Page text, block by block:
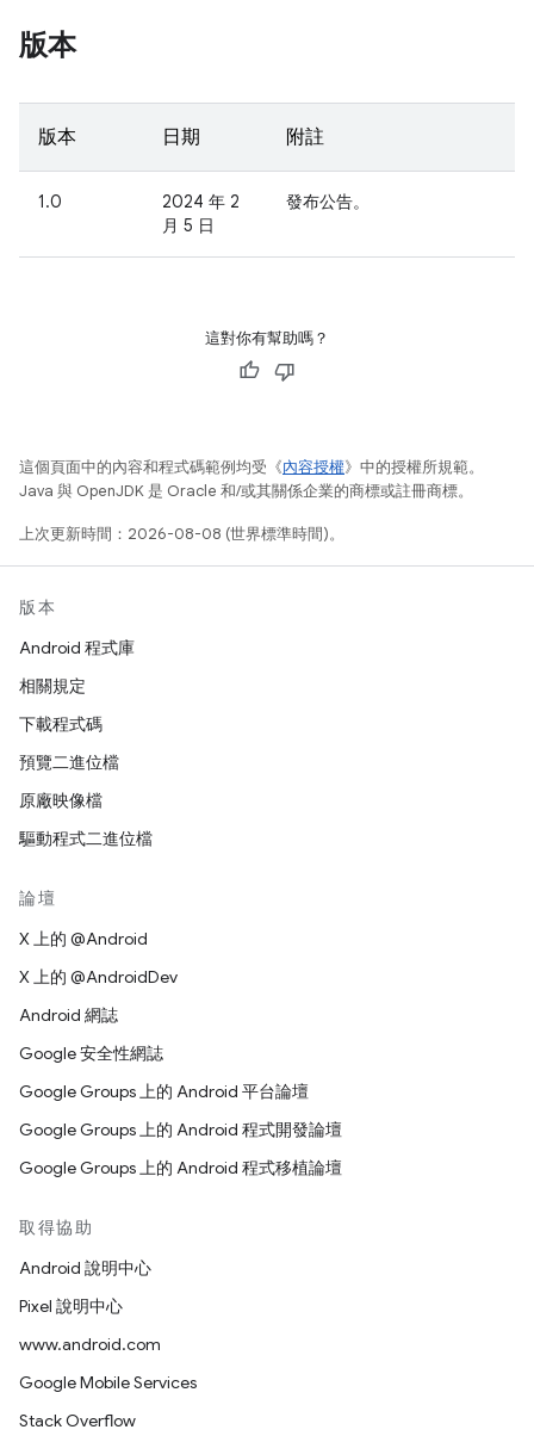
版本
版本 日期 附註
1.0
2024 年 2
月 5 日
發布公告。
這對你有幫助嗎？
這個頁面中的內容和程式碼範例均受《內容授權》中的授權所規範。
Java 與 OpenJDK 是 Oracle 和/或其關係企業的商標或註冊商標。
上次更新時間：2026-08-08 (世界標準時間)。
版本
Android 程式庫
相關規定
下載程式碼
預覽二進位檔
原廠映像檔
驅動程式二進位檔
論壇
X 上的 @Android
X 上的 @AndroidDev
Android 網誌
Google 安全性網誌
Google Groups 上的 Android 平台論壇
Google Groups 上的 Android 程式開發論壇
Google Groups 上的 Android 程式移植論壇
取得協助
Android 說明中心
Pixel 說明中心
www.android.com
Google Mobile Services
Stack Overflow